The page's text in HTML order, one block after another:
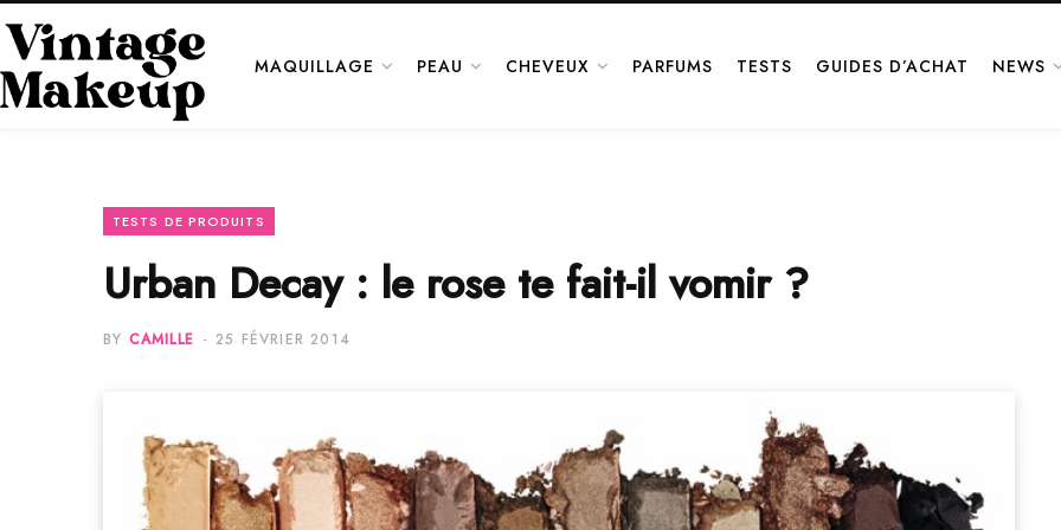
MAQUILLAGE PEAU CHEVEUX PARFUMS TESTS GUIDES D’ACHAT NEWS
TESTS DE PRODUITS
Urban Decay : le rose te fait-il vomir ?
BY CAMILLE 25 FÉVRIER 2014